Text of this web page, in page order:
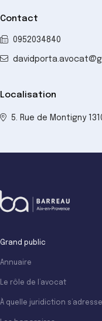
Contact
0952034840
Localisation
5. Rue de Montigny
Grand public
Annuaire
Le rôle de l’avocat
À quelle juridiction